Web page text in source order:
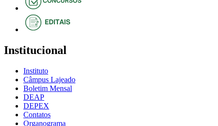
Institucional
Instituto
Câmpus Lajeado
Boletim Mensal
DEAP
DEPEX
Contatos
Organograma